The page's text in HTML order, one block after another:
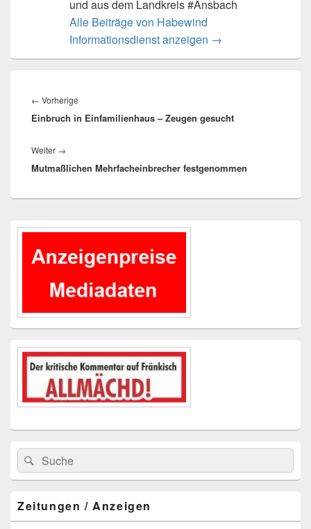
und aus dem Landkreis #Ansbach
Alle Beiträge von Habewind
Informationsdienst anzeigen →
← Vorherige
Beitrag:
Einbruch in Einfamilienhaus – Zeugen gesucht
Weiter →
Beitrag:
Mutmaßlichen Mehrfacheinbrecher festgenommen
Primärer
Widgetbereich
Suchen
nach:
Suchen
Zeitungen / Anzeigen